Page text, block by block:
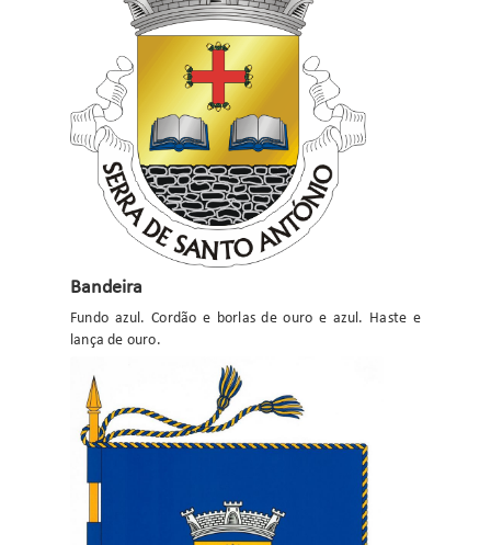
Bandeira
Fundo azul. Cordão e borlas de ouro e azul. Haste e
lança de ouro.